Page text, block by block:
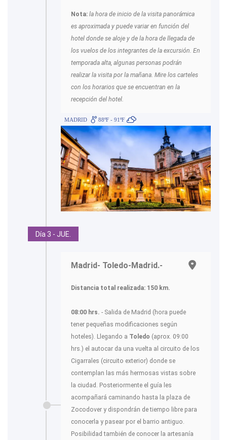
Nota: la hora de inicio de la visita panorámica
es aproximada y puede variar en función del
hotel donde se aloje y de la hora de llegada de
los vuelos de los integrantes de la excursión. En
temporada alta, algunas personas podrán
realizar la visita por la mañana. Mire los carteles
con los horarios que se encuentran en la
recepción del hotel.
MADRID 88ºF - 91ºF
Día 3 - JUE.
Madrid- Toledo-Madrid.-
Distancia total realizada: 150 km.
08:00 hrs. - Salida de Madrid (hora puede
tener pequeñas modificaciones según
hoteles). Llegando a Toledo (aprox. 09:00
hrs.) el autocar da una vuelta al circuito de los
Cigarrales (circuito exterior) donde se
contemplan las más hermosas vistas sobre
la ciudad. Posteriormente el guía les
acompañará caminando hasta la plaza de
Zocodover y dispondrán de tiempo libre para
conocerla y pasear por el barrio antiguo.
Posibilidad también de conocer la artesanía